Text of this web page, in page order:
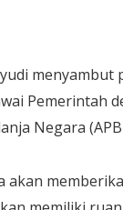
Pemerintah
Negara
akan